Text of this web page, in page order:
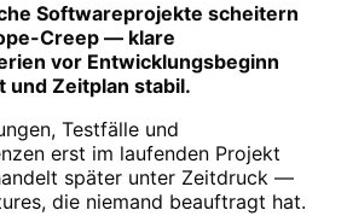
Softwareprojekte scheitern
Creep — klare
vor Entwicklungsbeginn
und Zeitplan stabil.
Testfälle und
erst im laufenden Projekt
später unter Zeitdruck —
die niemand beauftragt hat.